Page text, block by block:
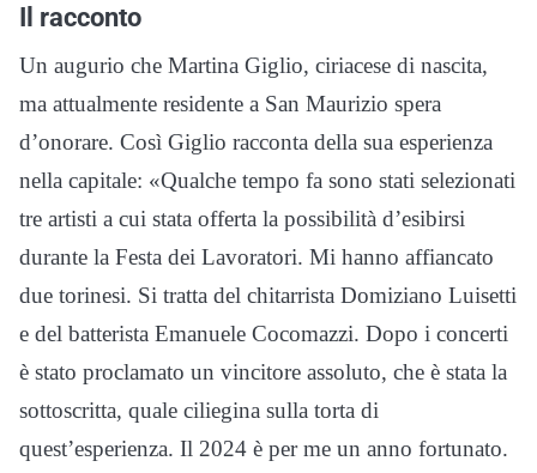
Il racconto
Un augurio che Martina Giglio, ciriacese di nascita,
ma attualmente residente a San Maurizio spera
d’onorare. Così Giglio racconta della sua esperienza
nella capitale: «Qualche tempo fa sono stati selezionati
tre artisti a cui stata offerta la possibilità d’esibirsi
durante la Festa dei Lavoratori. Mi hanno affiancato
due torinesi. Si tratta del chitarrista Domiziano Luisetti
e del batterista Emanuele Cocomazzi. Dopo i concerti
è stato proclamato un vincitore assoluto, che è stata la
sottoscritta, quale ciliegina sulla torta di
quest’esperienza. Il 2024 è per me un anno fortunato.